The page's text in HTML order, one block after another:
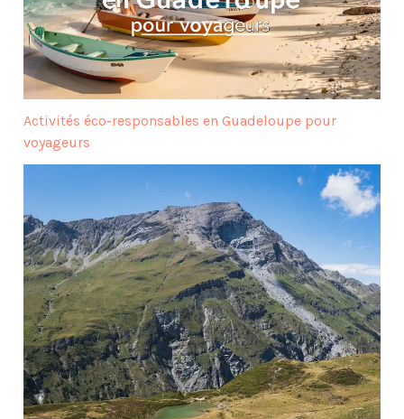
Activités éco-responsables en Guadeloupe pour
voyageurs